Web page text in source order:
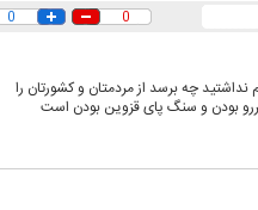
0
0
چه برسد از مردمتان و کشورتان را
بودن و سنگ پای قزوین بودن است
محرم در فرهنگ
عزاداری ماه
انجام می‌شد؟